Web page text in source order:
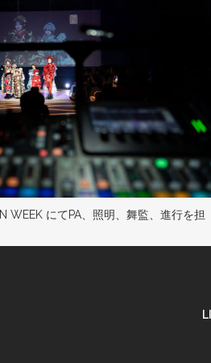
WEEK にてPA、照明、舞監、進行を担